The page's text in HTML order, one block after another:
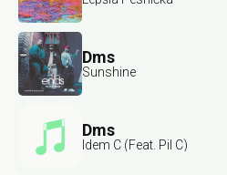
Dms
Sunshine
Dms
Idem C (Feat. Pil C)